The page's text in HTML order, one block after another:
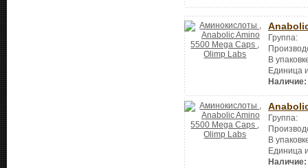
Группа:
В
Единица
Наличие:
Группа:
В
Единица
Наличие: